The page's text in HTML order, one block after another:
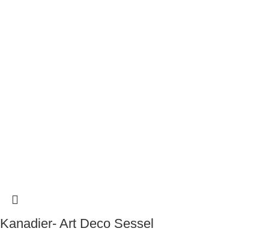
Kanadier- Art Deco Sessel